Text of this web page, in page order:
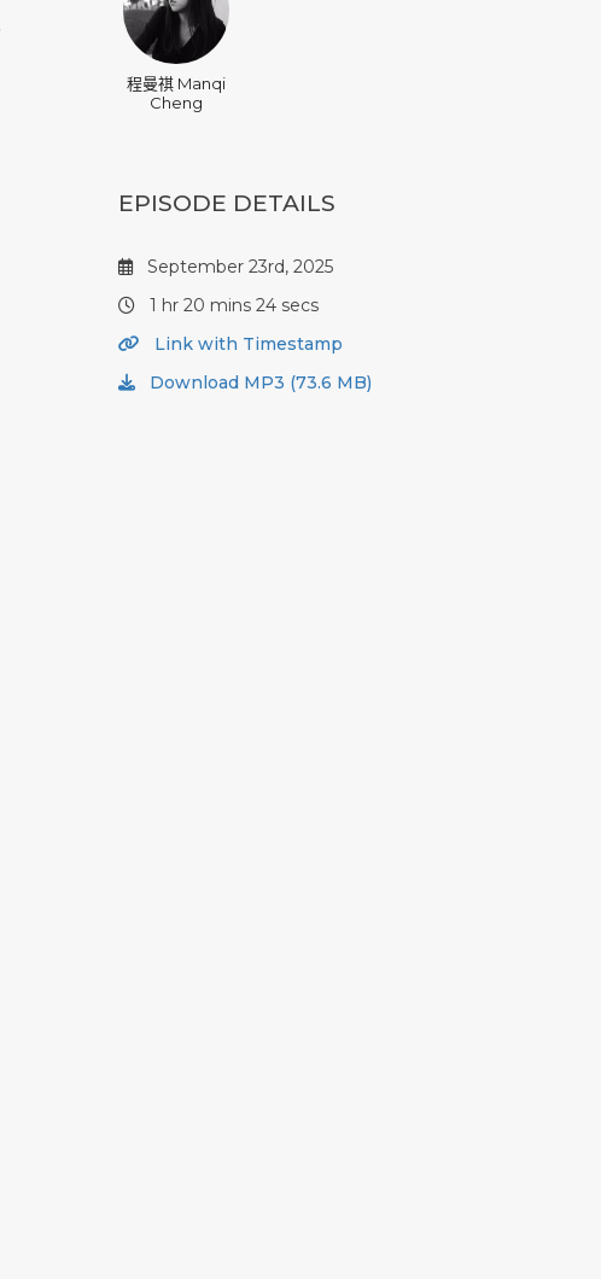
程曼祺 Manqi
Cheng
EPISODE DETAILS
September 23rd, 2025
1 hr 20 mins 24 secs
Link with Timestamp
Download MP3 (73.6 MB)